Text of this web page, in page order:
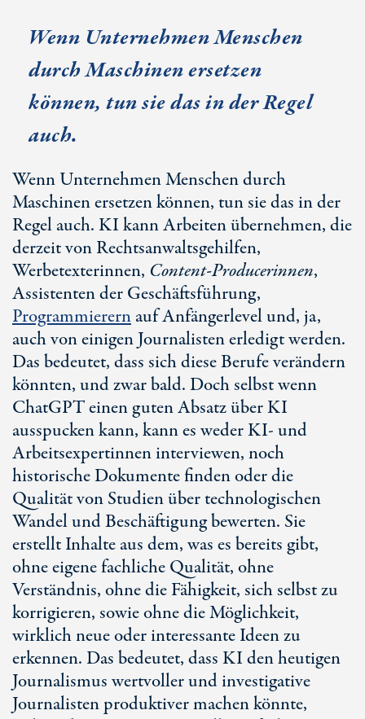
Wenn Unternehmen Menschen
durch Maschinen ersetzen
können, tun sie das in der Regel
auch.
Wenn Unternehmen Menschen durch
Maschinen ersetzen können, tun sie das in der
Regel auch. KI kann Arbeiten übernehmen, die
derzeit von Rechtsanwaltsgehilfen,
Werbetexterinnen, Content-Producerinnen,
Assistenten der Geschäftsführung,
Programmierernauf Anfängerlevel und, ja,
auch von einigen Journalisten erledigt werden.
Das bedeutet, dass sich diese Berufe verändern
könnten, und zwar bald. Doch selbst wenn
ChatGPT einen guten Absatz über KI
ausspucken kann, kann es weder KI- und
Arbeitsexpertinnen interviewen, noch
historische Dokumente finden oder die
Qualität von Studien über technologischen
Wandel und Beschäftigung bewerten. Sie
erstellt Inhalte aus dem, was es bereits gibt,
ohne eigene fachliche Qualität, ohne
Verständnis, ohne die Fähigkeit, sich selbst zu
korrigieren, sowie ohne die Möglichkeit,
wirklich neue oder interessante Ideen zu
erkennen. Das bedeutet, dass KI den heutigen
Journalismus wertvoller und investigative
Journalisten produktiver machen könnte,